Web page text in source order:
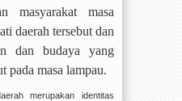
masyarakat masa
daerah tersebut dan
dan budaya yang
pada masa lampau.
merupakan identitas